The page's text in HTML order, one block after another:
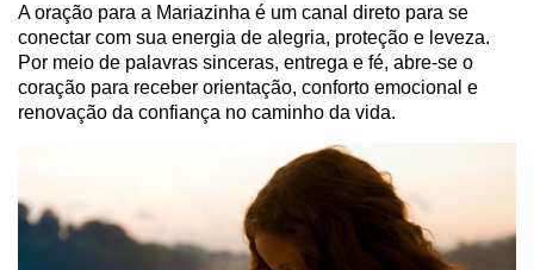
A oração para a Mariazinha é um canal direto para se
conectar com sua energia de alegria, proteção e leveza.
Por meio de palavras sinceras, entrega e fé, abre-se o
coração para receber orientação, conforto emocional e
renovação da confiança no caminho da vida.